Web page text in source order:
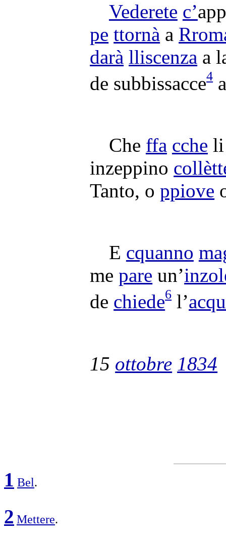
Vederete c’
pe ttornà a
darà lliscenza a
de subbissacce4
Che ffa cche
inzeppino
Tanto, oppiove
E cquanno
mepare un’
de chiede6l’
15 ottobre 1834
1 Bel.
2 Mettere.